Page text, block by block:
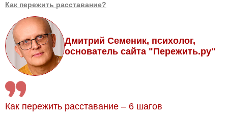
Как пережить расставание?
Дмитрий Семеник, психолог,
основатель сайта "Пережить.ру"
Как пережить расставание – 6 шагов